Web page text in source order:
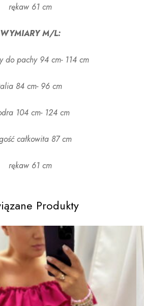
rękaw 61 cm
WYMIARY M/L:
do pachy 94 cm- 114 cm
84 cm- 96 cm
104 cm- 124 cm
całkowita 87 cm
rękaw 61 cm
Produkty